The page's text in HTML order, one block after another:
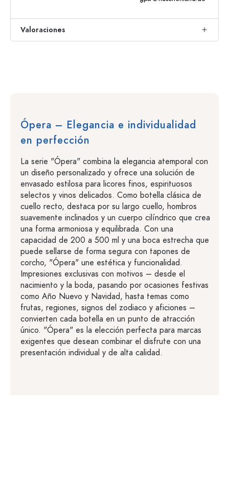
Valoraciones
Ópera – Elegancia e individualidad
en perfección
La serie "Ópera" combina la elegancia atemporal con
un diseño personalizado y ofrece una solución de
envasado estilosa para licores finos, espirituosos
selectos y vinos delicados. Como botella clásica de
cuello recto, destaca por su largo cuello, hombros
suavemente inclinados y un cuerpo cilíndrico que crea
una forma armoniosa y equilibrada. Con una
capacidad de 200 a 500 ml y una boca estrecha que
puede sellarse de forma segura con tapones de
corcho, "Ópera" une estética y funcionalidad.
Impresiones exclusivas con motivos – desde el
nacimiento y la boda, pasando por ocasiones festivas
como Año Nuevo y Navidad, hasta temas como
frutas, regiones, signos del zodiaco y aficiones –
convierten cada botella en un punto de atracción
único. "Ópera" es la elección perfecta para marcas
exigentes que desean combinar el disfrute con una
presentación individual y de alta calidad.